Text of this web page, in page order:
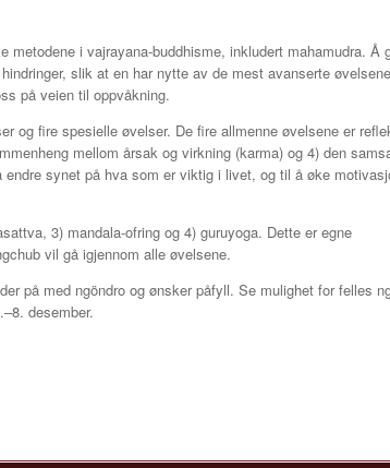
metodene i vajrayana-buddhisme, inkludert mahamudra. Å
slik at en har nytte av de mest avanserte
på veien til oppvåkning.
og fire spesielle øvelser. De fire allmenne øvelsene er
mellom årsak og virkning (karma) og 4) den
synet på hva som er viktig i livet, og til å øke
3) mandala-ofring og 4) guruyoga. Dette er egne
vil gå igjennom alle øvelsene.
på med ngöndro og ønsker påfyll. Se mulighet for felles
desember.